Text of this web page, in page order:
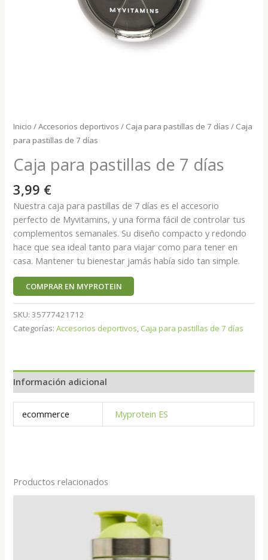
Inicio /Accesorios deportivos / Caja para pastillas de 7 días / Caja
para pastillas de 7 días
Caja para pastillas de 7 días
3,99 €
Nuestra caja para pastillas de 7 días es el accesorio
perfecto de Myvitamins, y una forma fácil de controlar tus
complementos semanales. Su diseño compacto y redondo
hace que sea ideal tanto para viajar como para tener en
casa. Mantener tu bienestar jamás había sido tan simple.
COMPRAR EN MYPROTEIN
SKU:35777421712
Categorías:Accesorios deportivos, Caja para pastillas de 7 días
Información adicional
ecommerce Myprotein ES
Productos relacionados